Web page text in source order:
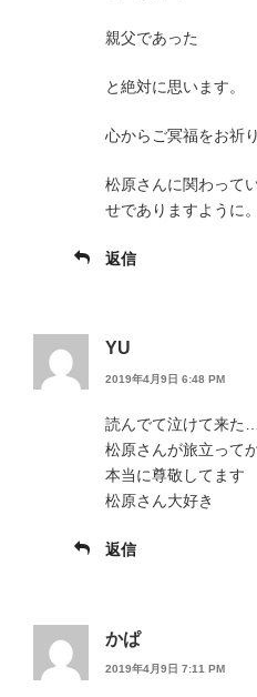
親父であった
と絶対に思います。
心からご冥福をお祈
松原さんに関わって
せでありますように。
返信
YU
2019年4月9日 6:48 PM
読んでて泣けて来た…
松原さんが旅立って
本当に尊敬してます
松原さん大好き
返信
かぱ
2019年4月9日 7:11 PM